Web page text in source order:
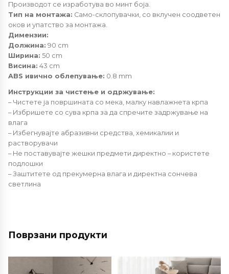
Производот се изработува во минт боја.
Тип на монтажа: Само-склопувачки, со вклучен соодветен
оков и упатство за монтажа.
Димензии:
Должина: 90 cm
Ширина: 50 cm
Висина: 43 cm
ABS ивично облепување: 0.8 mm
Инструкции за чистење и одржување:
– Чистете ја површината со мека, малку навлажнета крпа
– Избришете со сува крпа за да спречите задржување на
влага
– Избегнувајте абразивни средства, хемикалии и
растворувачи
– Не поставувајте жешки предмети директно – користете
подлошки
– Заштитете од прекумерна влага и директна сончева
светлина
Поврзани продукти